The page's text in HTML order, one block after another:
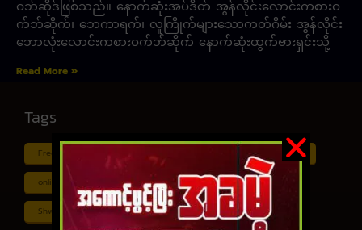
ဝဘ်ဆိုဒ်ဖြစ်သည်။ နောက်ဆုံးအပ်ဒိတ် အွန်လိုင်းလောင်းကစားဝ
က်ဘ်ဆိုက်၊ ဘေကာရက်၊ လူကြိုက်များသောကတ်ဂိမ်း အွန်လိုင်း
ဘောလုံးလောင်းကစားဝက်ဘ်ဆိုက် နောက်ဆုံးထွက်ဗားရှင်းသို့
Read More »
Tags
Free ငါး ပစ် ဂိမ်း Online ငါး ဂိမ်း apk
online ငါး ပစ် ဂိမ်းapp Shan Koe Mee ငါး ပစ် ဂိမ်း
Shwe ကာစီနို APK UFABET ufabet888